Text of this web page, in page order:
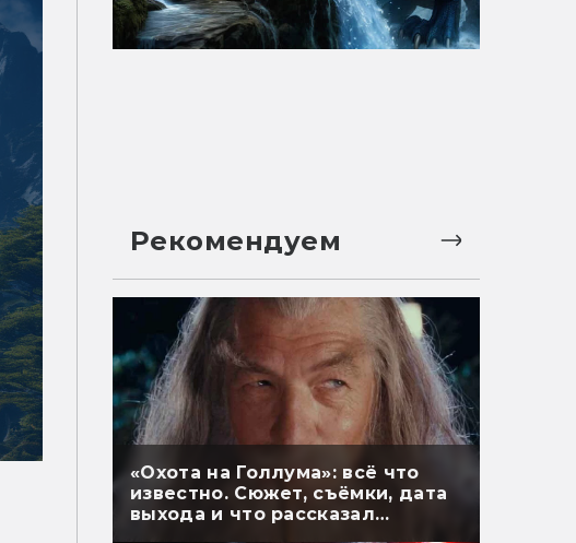
Рекомендуем
«Охота на Голлума»: всё что
известно. Сюжет, съёмки, дата
выхода и что рассказал